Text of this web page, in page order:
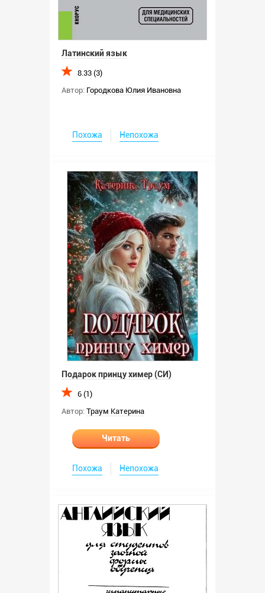
Латинский язык
8.33 (3)
Автор: Городкова Юлия Ивановна
Похожа Непохожа
Подарок принцу химер (СИ)
6 (1)
Автор: Траум Катерина
Читать
Похожа Непохожа